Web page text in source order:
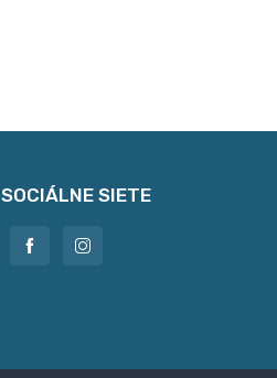
SOCIÁLNE SIETE